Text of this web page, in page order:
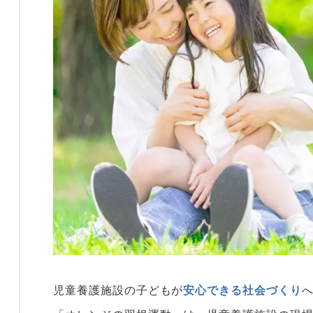
児童養護施設の子どもが安心できる社会づくり